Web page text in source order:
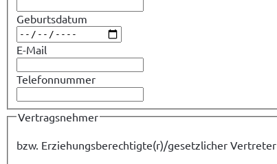
Geburtsdatum
E-Mail
Telefonnummer
Vertragsnehmer
bzw. Erziehungsberechtigte(r)/gesetzlicher Vertreter